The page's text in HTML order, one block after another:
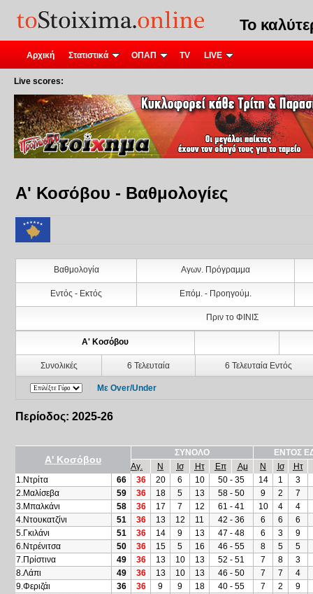
Το
Αρχική Στατιστικά ΟΠΑΠ TV LIVE
Live scores:
Α' Κοσόβου - Βαθμολογίες
Βαθμολογία Αγων. Πρόγραμμα
Εντός - Εκτός Επόμ. - Προηγούμ.
Πριν το ΦΙΝΙΣ
Α' Κοσόβου
Συνολικές 6 Τελευταία 6 Τελευταία Εντός
Με Over/Under
Περίοδος: 2025-26
Α' Κοσόβου
ΣΥΝΟΛΟ
ΕΝΤΟΣ
Αγ.
Ν Ισ Ητ Επ Αμ Ν Ισ
Ητ
1.Ντρίτα
66 36 20 6 10 50 - 35 14 1
3
2.Μαλίσεβα
59 36 18 5 13 58 - 50 9 2
7
3.Μπαλκάνι
58 36 17 7 12 61 - 41 10 4
4
4.Ντουκατζίνι
51 36 13 12 11 42 - 36 6 6
6
5.Γκιλάνι
51 36 14 9 13 47 - 48 6 3
9
6.Ντρένιτσα
50 36 15 5 16 46 - 55 8 5
5
7.Πρίστινα
49 36 13 10 13 52 - 51 7 8
3
8.Λάπι
49 36 13 10 13 46 - 50 7 7
4
9.Φεριζάι
36 36 9 9 18 40 - 55 7 2
9